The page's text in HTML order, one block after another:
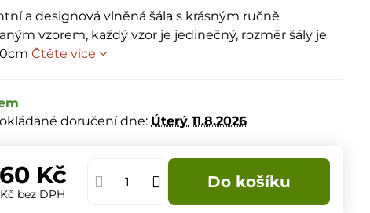
a designová vlněná šála s krásným ručně
vzorem, každý vzor je jedinečný, rozměr šály je
Čtěte více
doručení dne: Úterý 11.8.2026
Kč
bez DPH
Do košíku